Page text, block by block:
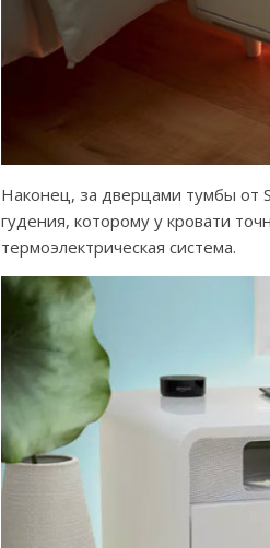
Наконец, за дверцами тумбы от
гудения, которому у кровати
термоэлектрическая система.